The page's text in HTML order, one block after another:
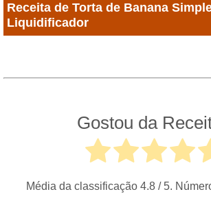
Receita de Torta de Banana
Liquidificador
Gostou da
Média da classificação 4.8/ 5.